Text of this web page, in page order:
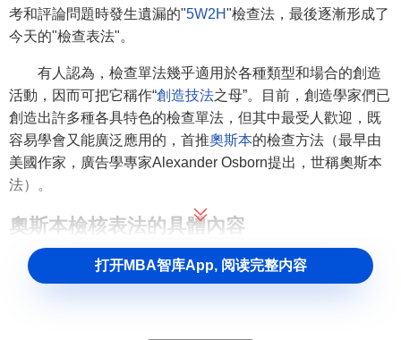
考和評論問題時發生遺漏的"5W2H"檢查法，最後逐漸形成了
今天的"檢查表法"。
有人認為，檢查單法幾乎適用於各種類型和場合的創造
活動，因而可把它稱作“創造技法之母”。目前，創造學家們已
創造出許多種各具特色的檢查單法，但其中最受人歡迎，既
容易學會又能廣泛應用的，首推奧斯本的檢查方法（最早由
美國作家，廣告學專家Alexander Osborn提出，世稱奧斯本
法）。
奧斯本檢核表法的具體內容
（1） 現有的東西（如發明、 材料、方法等）有無其他用
打开MBA智库App, 阅读完整内容